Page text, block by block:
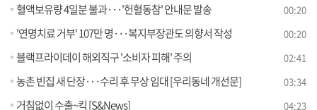
혈액보유량 4일분 불과···'헌혈동참' 안내문 발송 00:20
'연명치료 거부' 107만 명···복지부장관도 의향서 작성 00:20
블랙프라이데이 해외직구 '소비자 피해' 주의 02:41
농촌 빈집 새 단장···수리 후 무상 임대 [우리동네 개선문] 03:34
거침없이 수출~킥 [S&News] 04:23